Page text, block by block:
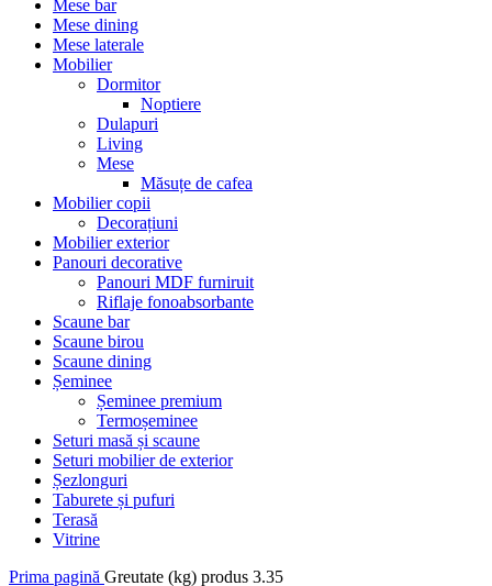
Mese bar
Mese dining
Mese laterale
Mobilier
Dormitor
Noptiere
Dulapuri
Living
Mese
Măsuțe de cafea
Mobilier copii
Decorațiuni
Mobilier exterior
Panouri decorative
Panouri MDF furniruit
Riflaje fonoabsorbante
Scaune bar
Scaune birou
Scaune dining
Șeminee
Șeminee premium
Termoșeminee
Seturi masă și scaune
Seturi mobilier de exterior
Șezlonguri
Taburete și pufuri
Terasă
Vitrine
Prima pagină Greutate (kg) produs 3.35